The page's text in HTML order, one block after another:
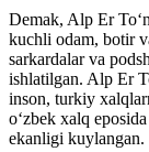
Demak, Alp Er
kuchli odam, botir
sarkardalar va
ishlatilgan. Alp Er
inson, turkiy
o‘zbek xalq
ekanligi kuylangan.